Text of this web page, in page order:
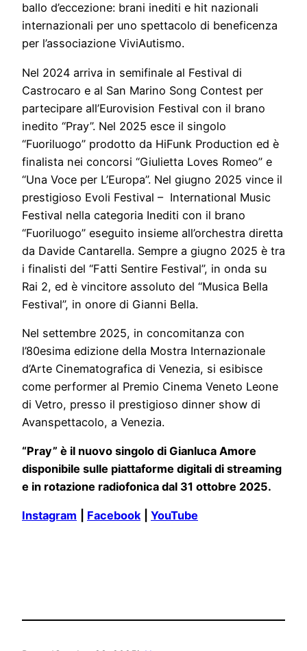
ballo d’eccezione: brani inediti e hit nazionali
internazionali per uno spettacolo di beneficenza
per l’associazione ViviAutismo.
Nel 2024 arriva in semifinale al Festival di
Castrocaro e al San Marino Song Contest per
partecipare all’Eurovision Festival con il brano
inedito “Pray”. Nel 2025 esce il singolo
“Fuoriluogo” prodotto da HiFunk Production ed è
finalista nei concorsi “Giulietta Loves Romeo” e
“Una Voce per L’Europa”. Nel giugno 2025 vince il
prestigioso Evoli Festival – International Music
Festival nella categoria Inediti con il brano
“Fuoriluogo” eseguito insieme all’orchestra diretta
da Davide Cantarella. Sempre a giugno 2025 è tra
i finalisti del “Fatti Sentire Festival”, in onda su
Rai 2, ed è vincitore assoluto del “Musica Bella
Festival”, in onore di Gianni Bella.
Nel settembre 2025, in concomitanza con
l’80esima edizione della Mostra Internazionale
d’Arte Cinematografica di Venezia, si esibisce
come performer al Premio Cinema Veneto Leone
di Vetro, presso il prestigioso dinner show di
Avanspettacolo, a Venezia.
“Pray” è il nuovo singolo di Gianluca Amore
disponibile sulle piattaforme digitali di streaming
e in rotazione radiofonica dal 31 ottobre 2025.
Instagram Facebook YouTube